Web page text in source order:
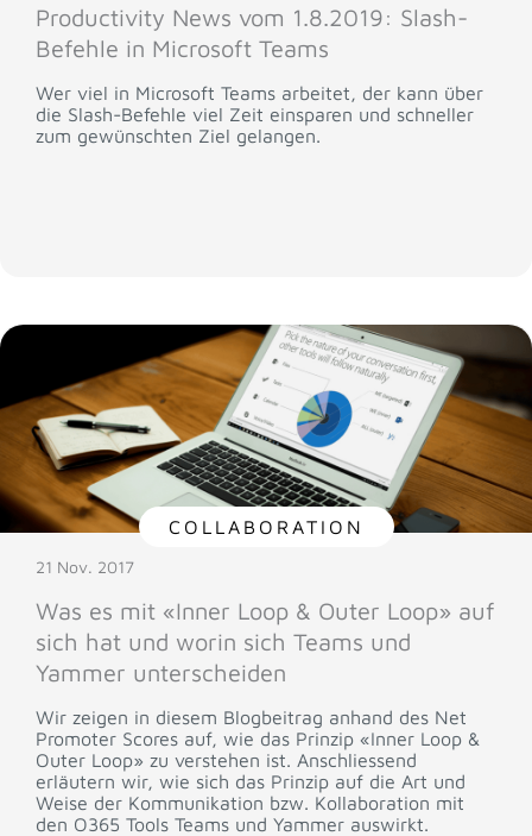
Productivity News vom 1.8.2019: Slash-
Befehle in Microsoft Teams
Wer viel in Microsoft Teams arbeitet, der kann über
die Slash-Befehle viel Zeit einsparen und schneller
zum gewünschten Ziel gelangen.
COLLABORATION
21 Nov. 2017
Was es mit «Inner Loop & Outer Loop» auf
sich hat und worin sich Teams und
Yammer unterscheiden
Wir zeigen in diesem Blogbeitrag anhand des Net
Promoter Scores auf, wie das Prinzip «Inner Loop &
Outer Loop» zu verstehen ist. Anschliessend
erläutern wir, wie sich das Prinzip auf die Art und
Weise der Kommunikation bzw. Kollaboration mit
den O365 Tools Teams und Yammer auswirkt.